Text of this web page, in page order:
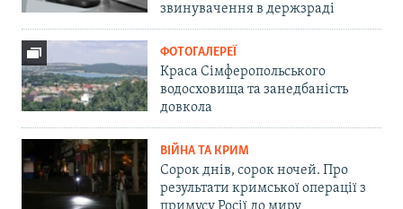
звинувачення в держзраді
ФОТОГАЛЕРЕЇ
Краса Сімферопольського
водосховища та занедбаність
довкола
ВІЙНА ТА КРИМ
Сорок днів, сорок ночей. Про
результати кримської операції з